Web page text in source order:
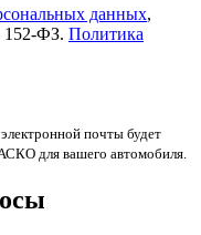
данных,
152-ФЗ. Политика
почты будет
для вашего автомобиля.